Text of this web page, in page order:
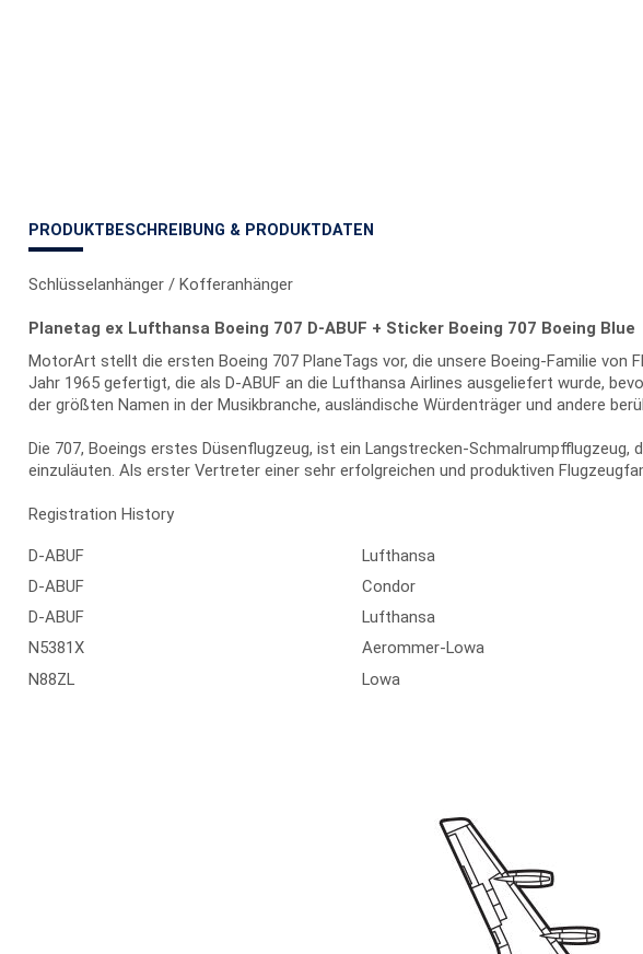
PRODUKTBESCHREIBUNG & PRODUKTDATEN
Schlüsselanhänger / Kofferanhänger
Planetag ex Lufthansa Boeing 707 D-ABUF + Sticker Boeing 707 Boeing Blue
MotorArt stellt die ersten Boeing 707 PlaneTags vor, die unsere Boeing-Familie von
Jahr 1965 gefertigt, die als D-ABUF an die Lufthansa Airlines ausgeliefert wurde,
der größten Namen in der Musikbranche, ausländische Würdenträger und andere
Die 707, Boeings erstes Düsenflugzeug, ist ein Langstrecken-
einzuläuten. Als erster Vertreter einer sehr erfolgreichen und produktiven
Registration History
D-ABUF Lufthansa
D-ABUF
Condor
D-ABUF
Lufthansa
N5381X
Aerommer-Lowa
N88ZL
Lowa